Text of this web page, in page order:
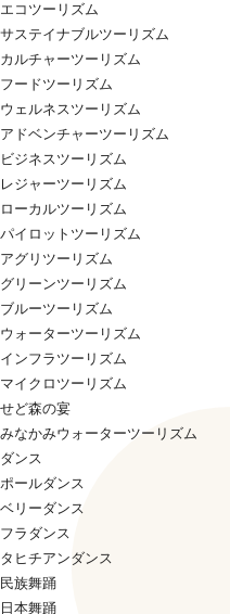
エコツーリズム
サステイナブルツーリズム
カルチャーツーリズム
フードツーリズム
ウェルネスツーリズム
アドベンチャーツーリズム
ビジネスツーリズム
レジャーツーリズム
ローカルツーリズム
パイロットツーリズム
アグリツーリズム
グリーンツーリズム
ブルーツーリズム
ウォーターツーリズム
インフラツーリズム
マイクロツーリズム
せど森の宴
みなかみウォーターツーリズム
ダンス
ポールダンス
ベリーダンス
フラダンス
タヒチアンダンス
民族舞踊
日本舞踊